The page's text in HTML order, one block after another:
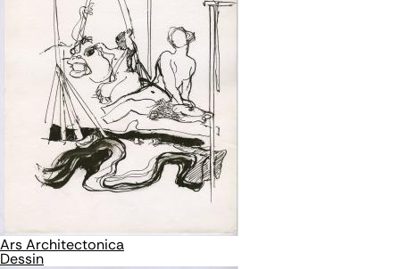
Ars Architectonica
Dessin